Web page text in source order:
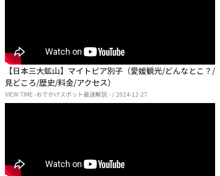
【日本三大鉱山】マイトピア別子（愛媛観光/どんなとこ？/
見どころ/歴史/料金/アクセス）
VIEW TIME -おでかけスポット最速解説 - / 2024-12-27